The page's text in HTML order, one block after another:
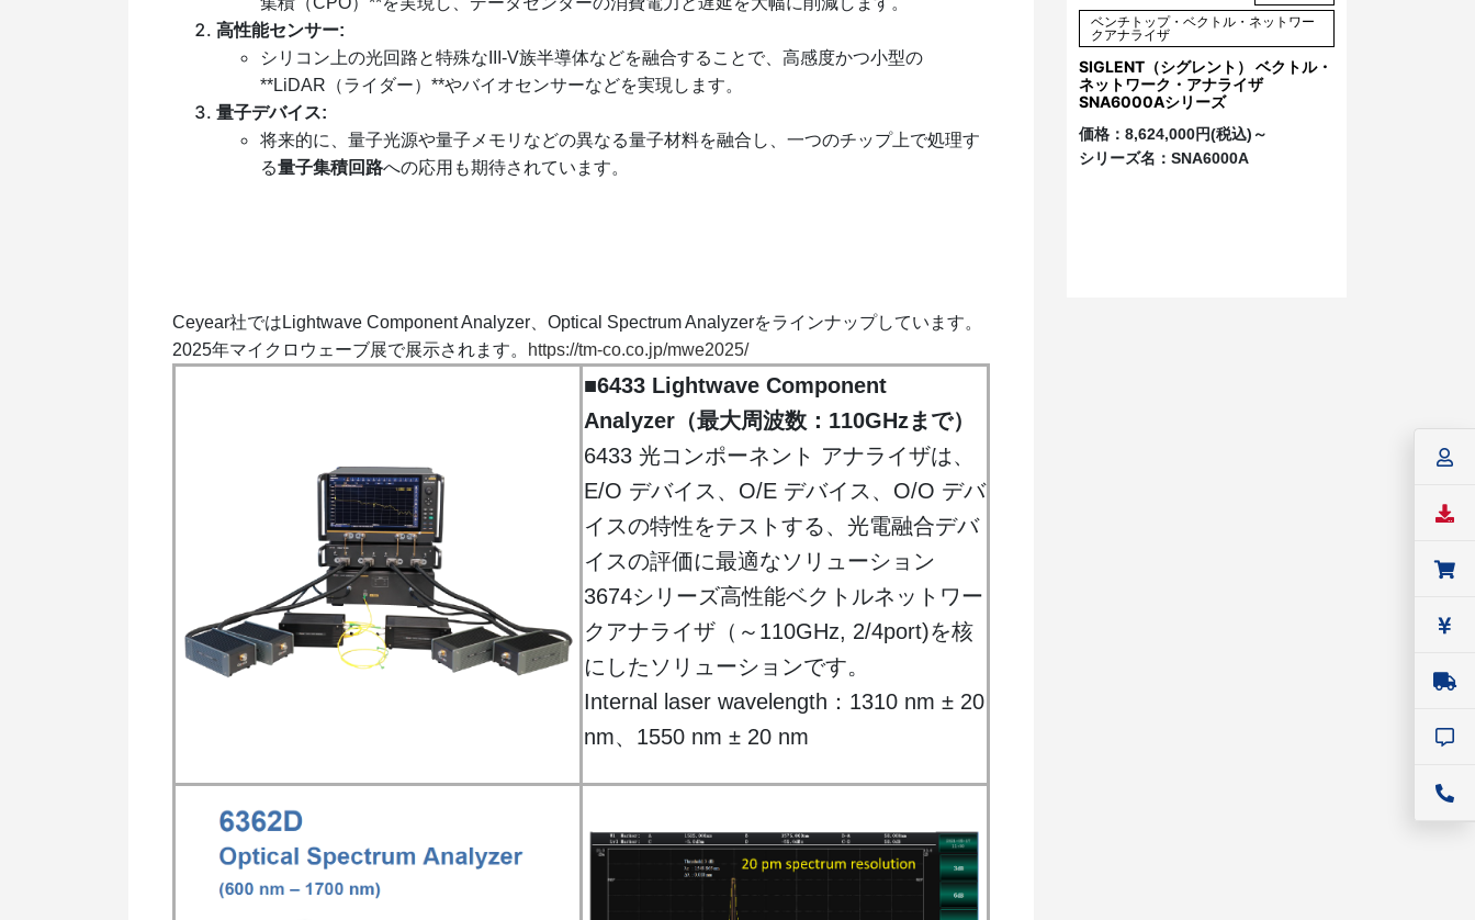
高性能センサー:
シリコン上の光回路と特殊なIII-V族半導体などを融合することで、高感度かつ小型の
**LiDAR（ライダー）**やバイオセンサーなどを実現します。
量子デバイス:
将来的に、量子光源や量子メモリなどの異なる量子材料を融合し、一つのチップ上で処理す
る量子集積回路への応用も期待されています。
Ceyear社ではLightwave Component Analyzer、Optical Spectrum Analyzerをラインナップしています。
2025年マイクロウェーブ展で展示されます。
https://tm-co.co.jp/mwe2025/
■6433 Lightwave Component
Analyzer（最大周波数：110GHzまで）
6433 光コンポーネント アナライザは、
E/O デバイス、O/E デバイス、O/O デバ
イスの特性をテストする、光電融合デバ
イスの評価に最適なソリューション
3674シリーズ高性能ベクトルネットワー
クアナライザ（～110GHz, 2/4port)を核
にしたソリューションです。
Internal laser wavelength：1310 nm ± 20
nm、1550 nm ± 20 nm
ベンチトップ・ベクトル・ネットワー
クアナライザ
SIGLENT（シグレント） ベクトル・
ネットワーク・アナライザ
SNA6000Aシリーズ
価格： 8,624,000円(税込)～
シリーズ名： SNA6000A